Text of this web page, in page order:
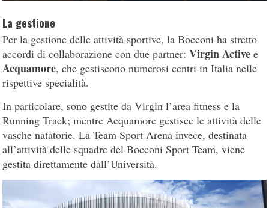
La gestione
Per la gestione delle attività sportive, la Bocconi ha stretto
accordi di collaborazione con due partner:Virgin Active e
Acquamore, che gestiscono numerosi centri in Italia nelle
rispettive specialità.
In particolare, sono gestite da Virgin l’area fitness e la
Running Track; mentre Acquamore gestisce le attività delle
vasche natatorie. La Team Sport Arena invece, destinata
all’attività delle squadre del Bocconi Sport Team, viene
gestita direttamente dall’Università.